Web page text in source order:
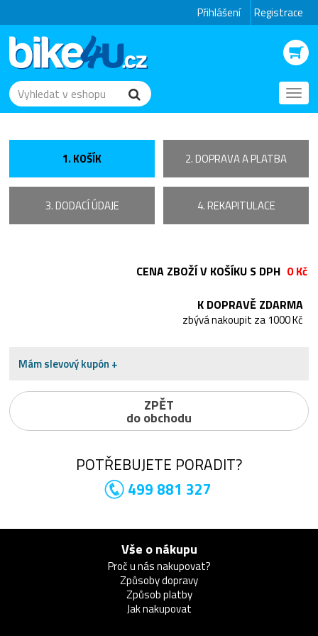
Přihlášení Registrace
1. KOŠÍK 2. DOPRAVA A PLATBA
3. DODACÍ ÚDAJE 4. REKAPITULACE
K DOPRAVĚ ZDARMA
zbývá nakoupit za 1000 Kč
CENA ZBOŽÍ V KOŠÍKU S DPH 0 Kč
Mám slevový kupón +
ZPĚT
do obchodu
POTŘEBUJETE PORADIT?
499 881 327
Vše o nákupu
Proč u nás nakupovat?
Způsoby dopravy
Způsob platby
Jak nakupovat